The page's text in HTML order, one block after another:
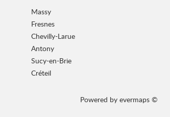
Massy
Fresnes
Chevilly-Larue
Antony
Sucy-en-Brie
Créteil
Powered by evermaps ©